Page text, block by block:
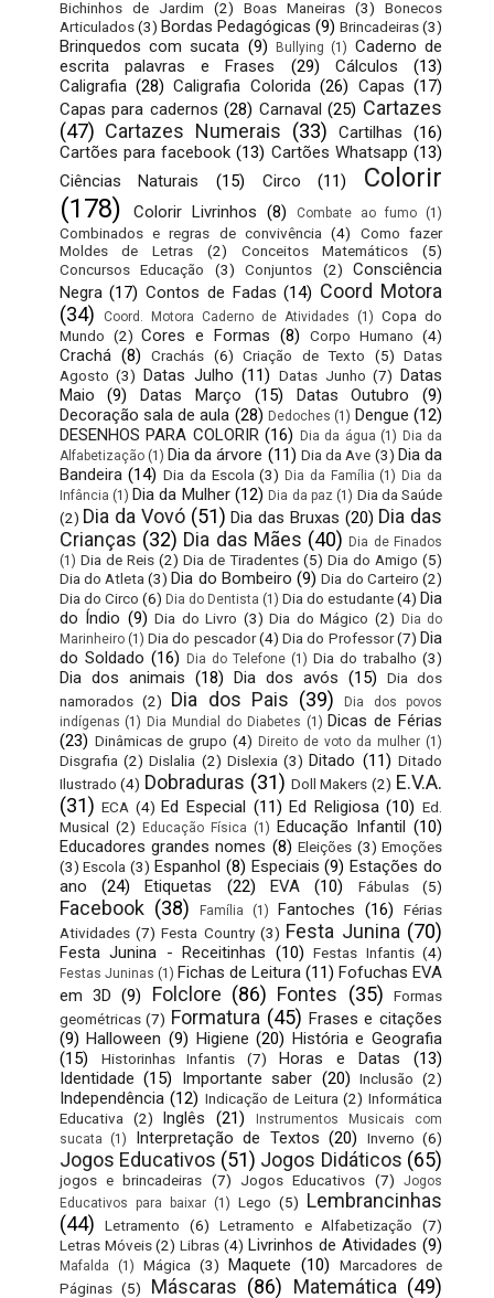
Bichinhos de Jardim (2) Boas Maneiras (3)
Bonecos
Articulados (3) Bordas Pedagógicas (9) Brincadeiras(3)
Brinquedos com sucata (9) Bullying (1) Caderno de
escrita palavras e Frases
(29) Cálculos
(13)
Caligrafia (28) Caligrafia Colorida (26) Capas (17)
Capas para cadernos (28) Carnaval (25) Cartazes
(47) Cartazes Numerais (33) Cartilhas
(16)
Cartões para facebook (13) Cartões Whatsapp (13)
Ciências Naturais
(15) Circo (11)
Colorir
(178)
Colorir Livrinhos (8) Combate ao fumo (1)
Combinados e regras de convivência (4)
Como fazer
Moldes de Letras
(2) Conceitos Matemáticos
(5)
Concursos Educação
(3) Conjuntos (2)
Consciência
Negra (17) Contos de Fadas (14) Coord Motora
(34)
Coord. Motora Caderno de Atividades (1) Copa do
Mundo (2) Cores e Formas (8) Corpo Humano (4)
Crachá (8) Crachás (6) Criação de Texto (5) Datas
Agosto (3) Datas Julho (11) Datas Junho (7)
Datas
Maio
(9) Datas Março (15) Datas Outubro
(9)
Decoração sala de aula (28) Dedoches (1) Dengue (12)
DESENHOS PARA COLORIR (16) Dia da água (1) Dia da
Alfabetização (1) Dia da árvore (11) Dia da Ave (3) Dia da
Bandeira (14) Dia da Escola (3) Dia da Família (1) Dia da
Infância (1) Dia da Mulher (12) Dia da paz (1) Dia da Saúde
(2) Dia da Vovó (51) Dia das Bruxas (20) Dia das
Crianças (32) Dia das Mães (40) Dia de Finados
(1) Dia de Reis (2) Dia de Tiradentes (5) Dia do Amigo (5)
Dia do Atleta (3) Dia do Bombeiro (9) Dia do Carteiro (2)
Dia do Circo (6) Dia do Dentista (1) Dia do estudante(4) Dia
do Índio (9) Dia do Livro (3) Dia do Mágico (2)
Dia do
Marinheiro (1) Dia do pescador (4) Dia do Professor (7) Dia
do Soldado (16) Dia do Telefone (1) Dia do trabalho (3)
Dia dos animais (18) Dia dos avós (15)
Dia dos
namorados (2) Dia dos Pais (39)
Dia dos povos
indígenas (1) Dia Mundial do Diabetes (1) Dicas de Férias
(23) Dinâmicas de grupo (4) Direito de voto da mulher (1)
Disgrafia (2) Dislalia (2) Dislexia (3) Ditado (11) Ditado
Ilustrado (4) Dobraduras (31) Doll Makers (2) E.V.A.
(31) ECA (4) Ed Especial (11) Ed Religiosa (10) Ed.
Musical (2) Educação Física (1) Educação Infantil
(10)
Educadores grandes nomes (8) Eleições (3) Emoções
(3) Escola (3) Espanhol (8) Especiais (9) Estações do
ano
(24) Etiquetas (22) EVA (10) Fábulas (5)
Facebook (38) Família (1) Fantoches (16)
Férias
Atividades (7) Festa Country (3) Festa Junina (70)
Festa Junina - Receitinhas (10) Festas Infantis (4)
Festas Juninas (1) Fichas de Leitura (11) Fofuchas EVA
em 3D (9) Folclore (86) Fontes (35)
Formas
geométricas (7) Formatura (45) Frases e citações
(9) Halloween (9) Higiene (20) História e Geografia
(15)
Historinhas Infantis (7) Horas e Datas
(13)
Identidade (15) Importante saber (20) Inclusão (2)
Independência (12) Indicação de Leitura (2) Informática
Educativa (2) Inglês (21)
Instrumentos Musicais com
sucata
(1) Interpretação de Textos (20) Inverno (6)
Jogos Educativos (51) Jogos Didáticos (65)
jogos e brincadeiras (7) Jogos Educativos (7)
Jogos
Educativos para baixar (1) Lego (5) Lembrancinhas
(44)
Letramento (6) Letramento e Alfabetização
(7)
Letras Móveis (2) Libras (4) Livrinhos de Atividades (9)
Mafalda (1) Mágica (3) Maquete (10)
Marcadores de
Páginas (5) Máscaras (86) Matemática (49)